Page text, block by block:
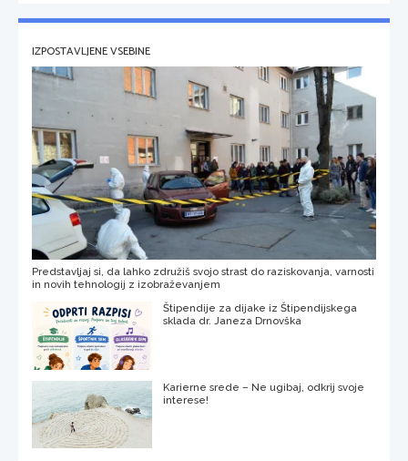
IZPOSTAVLJENE VSEBINE
Predstavljaj si, da lahko združiš svojo strast do raziskovanja, varnosti
in novih tehnologij z izobraževanjem
Štipendije za dijake iz Štipendijskega
sklada dr. Janeza Drnovška
Karierne srede – Ne ugibaj, odkrij svoje
interese!